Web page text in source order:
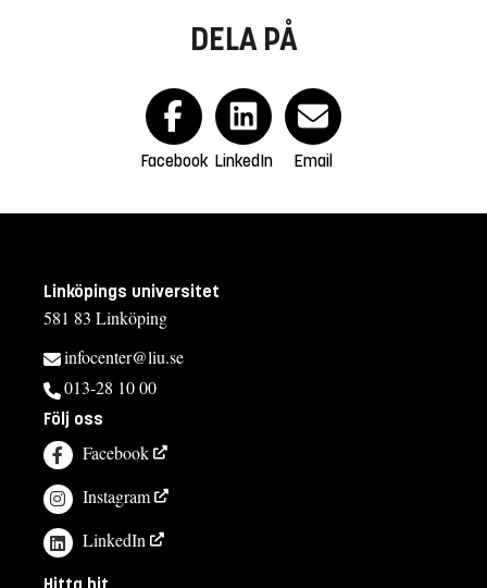
DELA PÅ
Facebook LinkedIn Email
Linköpings universitet
581 83 Linköping
infocenter@liu.se
013-28 10 00
Följ oss
Facebook
Instagram
LinkedIn